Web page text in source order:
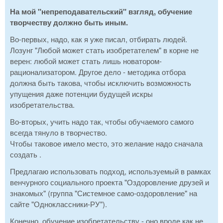
На мой "непреподавательский" взгляд, обучение
творчеству должно быть иным.
Во-первых, надо, как я уже писал, отбирать людей.
Лозунг "Любой может стать изобретателем" в корне не
верен: любой может стать лишь новатором-
рационализатором. Другое дело - методика отбора
должна быть такова, чтобы исключить возможность
упущения даже потенции будущей искры
изобретательства.
Во-вторых, учить надо так, чтобы обучаемого самого
всегда тянуло в творчество.
Чтобы таковое имело место, это желание надо сначала
создать .
Предлагаю использовать подход, используемый в рамках
венчурного социального проекта "Оздоровление друзей и
знакомых" (группа "Системное само-оздоровление" на
сайте "Одноклассники-РУ").
Конечно, обучение изобретательству - оно вроде как не